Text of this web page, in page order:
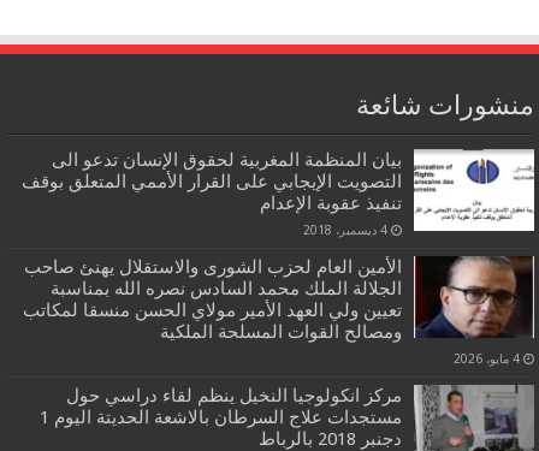
منشورات شائعة
بيان المنظمة المغربية لحقوق الإنسان تدعو الى
التصويت الإيجابي على القرار الأممي المتعلق بوقف
تنفيذ عقوبة الإعدام
4 ديسمبر، 2018
الأمين العام لحزب الشورى والاستقلال يهنئ صاحب
الجلالة الملك محمد السادس نصره الله بمناسبة
تعيين ولي العهد الأمير مولاي الحسن منسقا لمكاتب
ومصالح القوات المسلحة الملكية
4 مايو، 2026
مركز انكولوجيا النخيل ينظم لقاء دراسي حول
مستجدات علاج السرطان بالاشعة الحديتة اليوم 1
دجنبر 2018 بالرباط